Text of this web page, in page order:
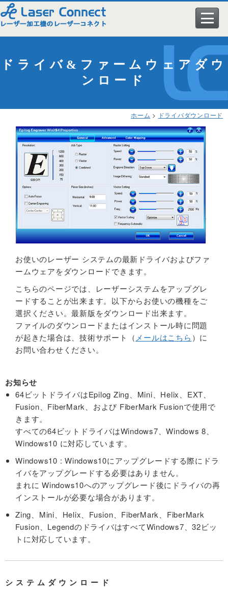
レーザー加工機とは
レーザー加工機一覧
エピログが選ばれる理由
エピログのオプション
スペシャル動画特集
よくある質問
メーカー
▼ エピログレーザー社
エピログレーザー製品一覧
▼ KERN社
KERNレーザー製品一覧
▼ LASER LIFE社
LASER LIFE製品一覧
▼ HGTECH社
HGTECHレーザー製品一覧
HG-FARLEY(切断用)
▼ EZ-MARKER製品一覧
bodorレーザー製品一覧
▼ xTool製品一覧
導入事例
レーザー加工ビジネス
学校への導入実績
カスタマイズ（特注）
加工サンプル
一覧
アクリル
木材
ゴム
石材
金属（Co2）
金属（ファイバー）
皮革
布
購入ガイド
ユーザーサポート
ユーザーサポート一覧
トラブルシューティング
アフターサポート
ドライバダウンロード
製品マニュアル
加工マニュアル
PC変更時の注意
会社情報
本社・事業所案内
事業内容
企業理念
ドライバ&ファームウェアダウ
ンロード
ホーム > ドライバダウンロード
お使いのレーザー システムの最新ドライバおよびファ
ームウェアをダウンロードできます。
こちらのページでは、レーザーシステムをアップグレ
ードすることが出来ます。以下からお使いの機種をご
選択ください。最新版をダウンロード出来ます。
ファイルのダウンロードまたはインストール時に問題
が起きた場合は、技術サポート（ メールはこちら ）に
お問い合わせください。
お知らせ
64ビットドライバはEpilog Zing、Mini、Helix、EXT、
Fusion、FiberMark、および FiberMark Fusionで使用で
きます。
すべての64ビットドライバはWindows7、Windows 8、
Windows10 に対応しています。
Windows10 : Windows10にアップグレードする際にドラ
イバをアップグレードする必要はありません。
まれに Windows10へのアップグレード後にドライバの再
インストールが必要な場合があります。
Zing、Mini、Helix、Fusion、FiberMark、FiberMark
Fusion、LegendのドライバはすべてWindows7、32ビッ
トに対応しています。
システムダウンロード